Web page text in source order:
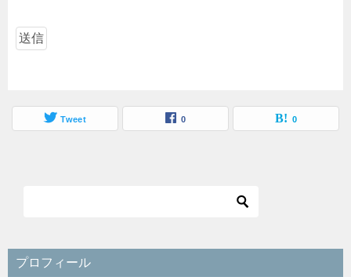
Tweet 0 0
プロフィール